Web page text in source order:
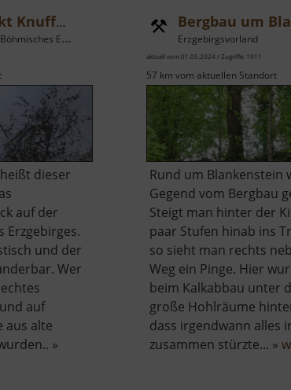
Aussichtspunkt Knuffelberg
Erzgebirge
dieser
auf der
Erzgebirges.
und der
Wer
auf
aus alte
»
Erzgebirgsvorland
aktuell vom 01.05.2024 / Zugriffe: 1911
57 km vom aktuellen Standort
Rund um Blankenstein
Gegend vom Bergbau
Steigt man hinter der
paar Stufen hinab ins
so sieht man rechts
Weg ein Pinge. Hier
beim Kalkabbau unter
große Hohlräume
dass irgendwann alles
zusammen stürzte... »